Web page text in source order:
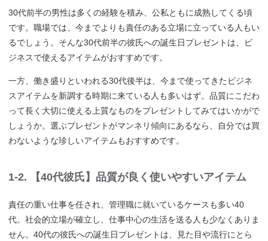
30代前半の男性は多くの経験を積み、公私ともに成熟してくる頃
です。職場では、今までよりも責任のある立場に立っている人もい
るでしょう。そんな30代前半の彼氏への誕生日プレゼントは、ビ
ジネスで使えるアイテムがおすすめです。
一方、働き盛りといわれる30代後半は、今まで使ってきたビジネ
スアイテムを新調する時期に来ている人も多いはず。品質にこだわ
って長く大切に使える上質なものをプレゼントしてみてはいかがで
しょうか。選ぶプレゼントがマンネリ傾向にあるなら、自分では買
わないような珍しいアイテムもおすすめです。
1-2. 【40代彼氏】品質が良く使いやすいアイテム
責任の重い仕事を任され、管理職に就いているケースも多い40
代。社会的立場が確立し、仕事中心の生活を送る人も少なくありま
せん。40代の彼氏への誕生日プレゼントは、見た目や流行にとら